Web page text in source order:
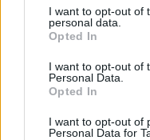
I want to opt-out of
personal data.
Opted In
I want to opt-out of
Personal Data.
Opted In
I want to opt-out of
Personal Data for
Gora
5.
1. julij